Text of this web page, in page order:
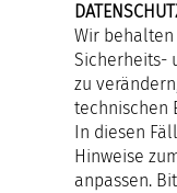
Wir behalten
Sicherheits-
zu
technischen
In diesen
Hinweise
anpassen.